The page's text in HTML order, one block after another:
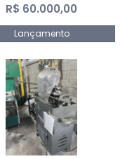
R$ 60.000,00
Lançamento